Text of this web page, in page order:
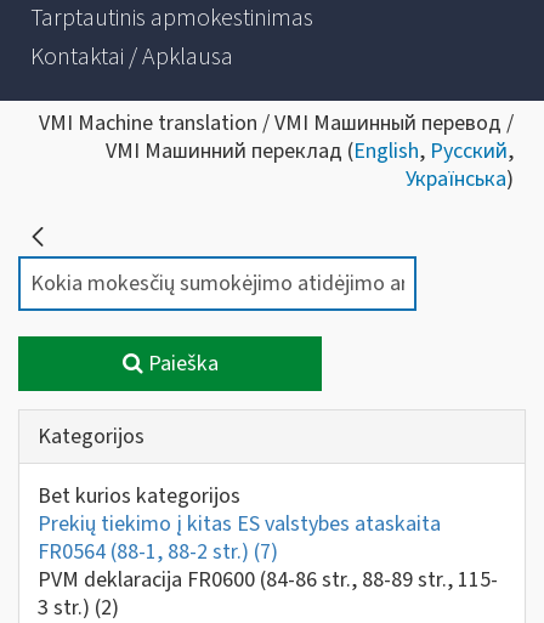
Tarptautinis apmokestinimas
Kontaktai / Apklausa
VMI Machine translation / VMI Машинный перевод /
VMI Машинний переклад (English, Русский,
Українська)
Paieška
Kategorijos
Bet kurios kategorijos
Prekių tiekimo į kitas ES valstybes ataskaita
FR0564 (88-1, 88-2 str.) (7)
PVM deklaracija FR0600 (84-86 str., 88-89 str., 115-
3 str.) (2)